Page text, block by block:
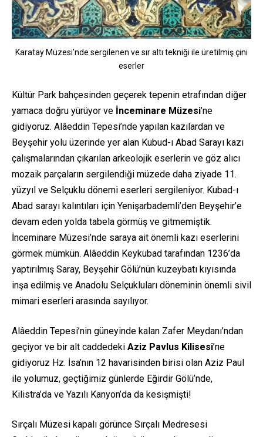
Karatay Müzesi’nde sergilenen ve sır altı tekniği ile üretilmiş çini
eserler
Kültür Park bahçesinden geçerek tepenin etrafından diğer
yamaca doğru yürüyor ve İnceminare Müzesi’ne
gidiyoruz. Alâeddin Tepesi’nde yapılan kazılardan ve
Beyşehir yolu üzerinde yer alan Kubud-ı Abad Sarayı kazı
çalışmalarından çıkarılan arkeolojik eserlerin ve göz alıcı
mozaik parçaların sergilendiği müzede daha ziyade 11.
yüzyıl ve Selçuklu dönemi eserleri sergileniyor. Kubad-ı
Abad sarayı kalıntıları için Yenişarbademli’den Beyşehir’e
devam eden yolda tabela görmüş ve gitmemiştik.
İnceminare Müzesi’nde saraya ait önemli kazı eserlerini
görmek mümkün. Alâeddin Keykubad tarafından 1236’da
yaptırılmış Saray, Beyşehir Gölü’nün kuzeybatı kıyısında
inşa edilmiş ve Anadolu Selçukluları döneminin önemli sivil
mimari eserleri arasında sayılıyor.
Alâeddin Tepesi’nin güneyinde kalan Zafer Meydanı’ndan
geçiyor ve bir alt caddedeki Aziz Pavlus Kilisesi’ne
gidiyoruz Hz. İsa’nın 12 havarisinden birisi olan Aziz Paul
ile yolumuz, geçtiğimiz günlerde Eğirdir Gölü’nde,
Kilistra’da ve Yazılı Kanyon’da da kesişmişti!
Sırçalı Müzesi kapalı görünce Sırçalı Medresesi